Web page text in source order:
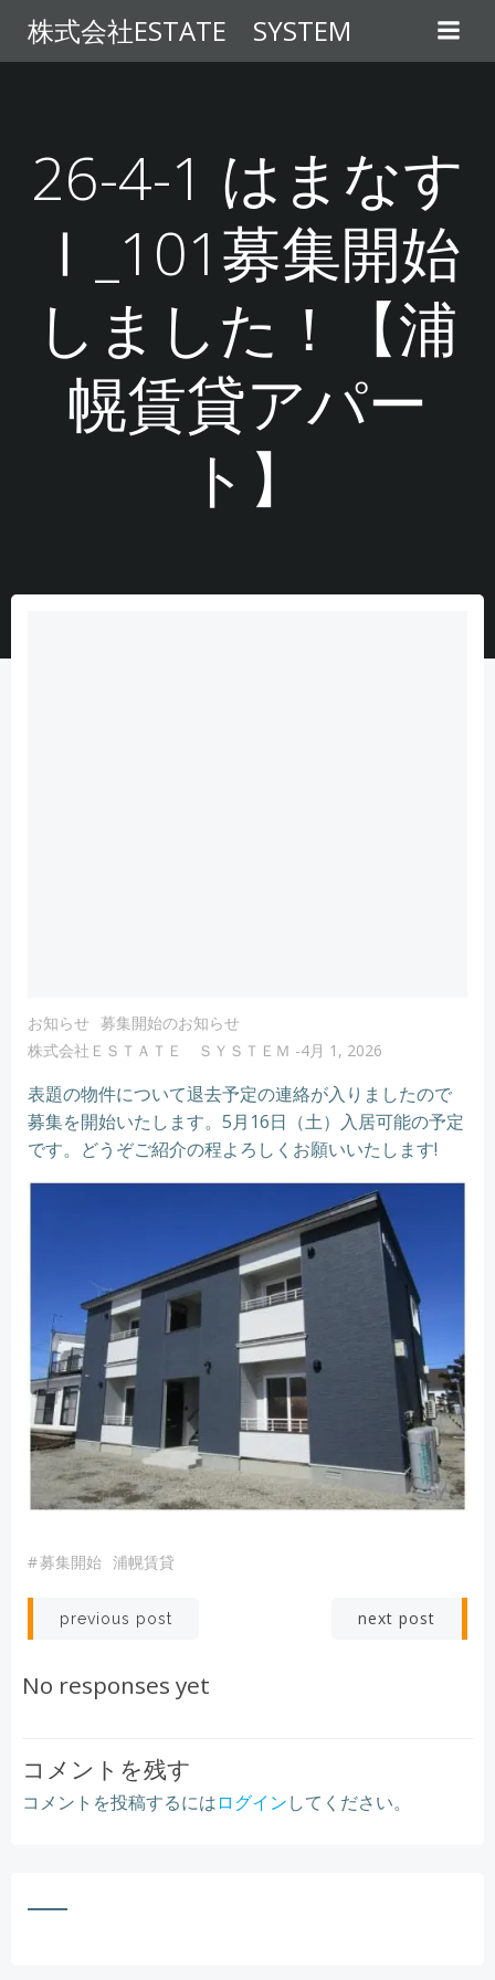
ン
テ
ス
キ
ッ
プ
株式会社ESTATE SYSTEM
26-4-1 はまなす
Ⅰ_101募集開始
しました！【浦
幌賃貸アパー
ト】
お知らせ 募集開始のお知らせ
株式会社ＥＳＴＡＴＥ ＳＹＳＴＥＭ -4月 1, 2026
表題の物件について退去予定の連絡が入りましたので
募集を開始いたします。5月16日（土）入居可能の予定
です。どうぞご紹介の程よろしくお願いいたします!
#募集開始 浦幌賃貸
Post
navigation
previous post next post
No responses yet
コメントを残す
コメントを投稿するにはログインしてください。